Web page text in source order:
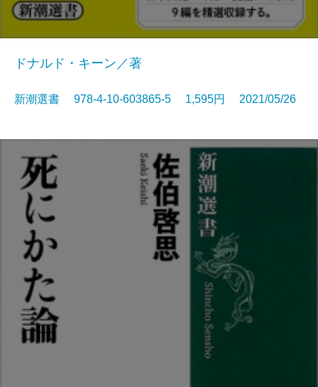
ドナルド・キーン／著
新潮選書 978-4-10-603865-5 1,595円 2021/05/26